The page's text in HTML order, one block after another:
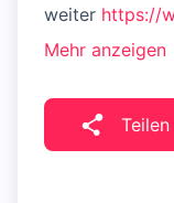
weiter https://
Mehr anzeigen
Teilen